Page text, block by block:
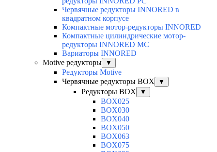
Червячные редукторы INNORED в
квадратном корпусе
Компактные мотор-редукторы INNORED
Компактные цилиндрические мотор-
редукторы INNORED MC
Вариаторы INNORED
Motive редукторы
▼
Редукторы Motive
Червячные редукторы BOX
▼
Редукторы BOX ▼
BOX025
BOX030
BOX040
BOX050
BOX063
BOX075